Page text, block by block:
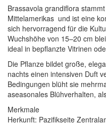
Brassavola grandiflora
Mittelamerikas und ist eine
sich hervorragend für die
Wuchshöhe von 15–20 cm
ideal in bepflanzte Vitrinen
Die Pflanze bildet große,
nachts einen intensiven Duft
Bedingungen blüht sie
aseasonales Blühverhalten,
Merkmale
Herkunft: Pazifikseite